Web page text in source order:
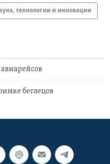
технологии и инновации
беглецов